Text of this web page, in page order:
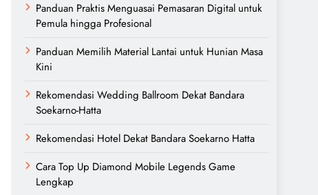
Panduan Praktis Menguasai Pemasaran Digital untuk
Pemula hingga Profesional
Panduan Memilih Material Lantai untuk Hunian Masa
Kini
Rekomendasi Wedding Ballroom Dekat Bandara
Soekarno-Hatta
Rekomendasi Hotel Dekat Bandara Soekarno Hatta
Cara Top Up Diamond Mobile Legends Game
Lengkap